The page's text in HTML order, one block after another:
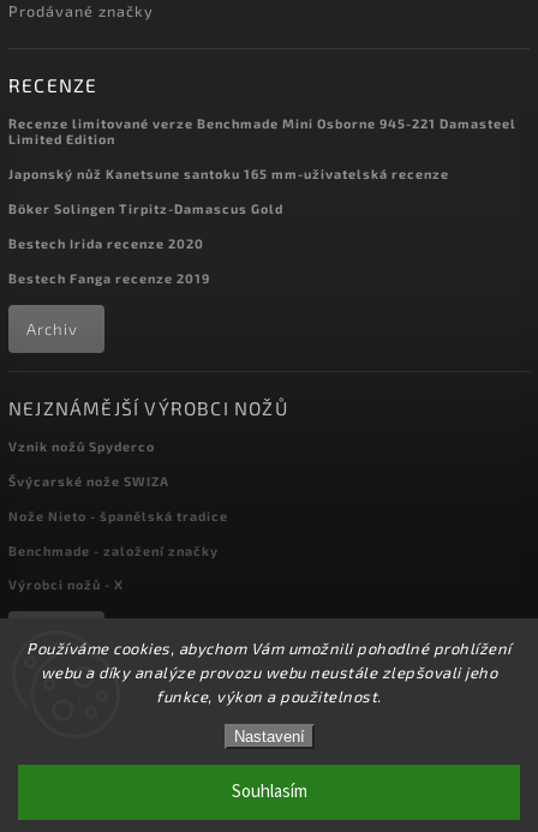
Používáme cookies, abychom Vám umožnili pohodlné prohlížení
webu a díky analýze provozu webu neustále zlepšovali jeho
funkce, výkon a použitelnost.
Nastavení
Souhlasím
☀️Ve dnech 3-14.8 2026 máme zavřeno z důvodu
DOVOLENÉ. Eshop zůstává v provozu, objednávky
budeme zpracovávat v pondělí 17.8.2026. Děkujeme za
pochopení.☀️
Prodávané značky
RECENZE
Recenze limitované verze Benchmade Mini Osborne 945-221 Damasteel
Limited Edition
Japonský nůž Kanetsune santoku 165 mm-uživatelská recenze
Böker Solingen Tirpitz-Damascus Gold
Bestech Irida recenze 2020
Bestech Fanga recenze 2019
Archiv
NEJZNÁMĚJŠÍ VÝROBCI NOŽŮ
Vznik nožů Spyderco
Švýcarské nože SWIZA
Nože Nieto - španělská tradice
Benchmade - založení značky
Výrobci nožů - X
Upravit nastavení cookies